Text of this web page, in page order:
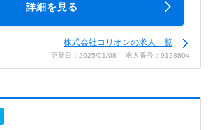
詳細を見る
株式会社コリオンの求人一覧
更新日：2025/01/08 求人番号：9128804